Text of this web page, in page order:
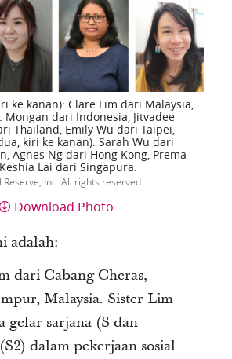
ke kanan): Clare Lim dari Malaysia,
Mongan dari Indonesia, Jitvadee
Thailand, Emily Wu dari Taipei,
kiri ke kanan): Sarah Wu dari
Agnes Ng dari Hong Kong, Prema
Lai dari Singapura.
Inc. All rights reserved.
Download Photo
adalah:
dari Cabang Cheras,
Malaysia. Sister Lim
gelar sarjana (S dan
dalam pekerjaan sosial